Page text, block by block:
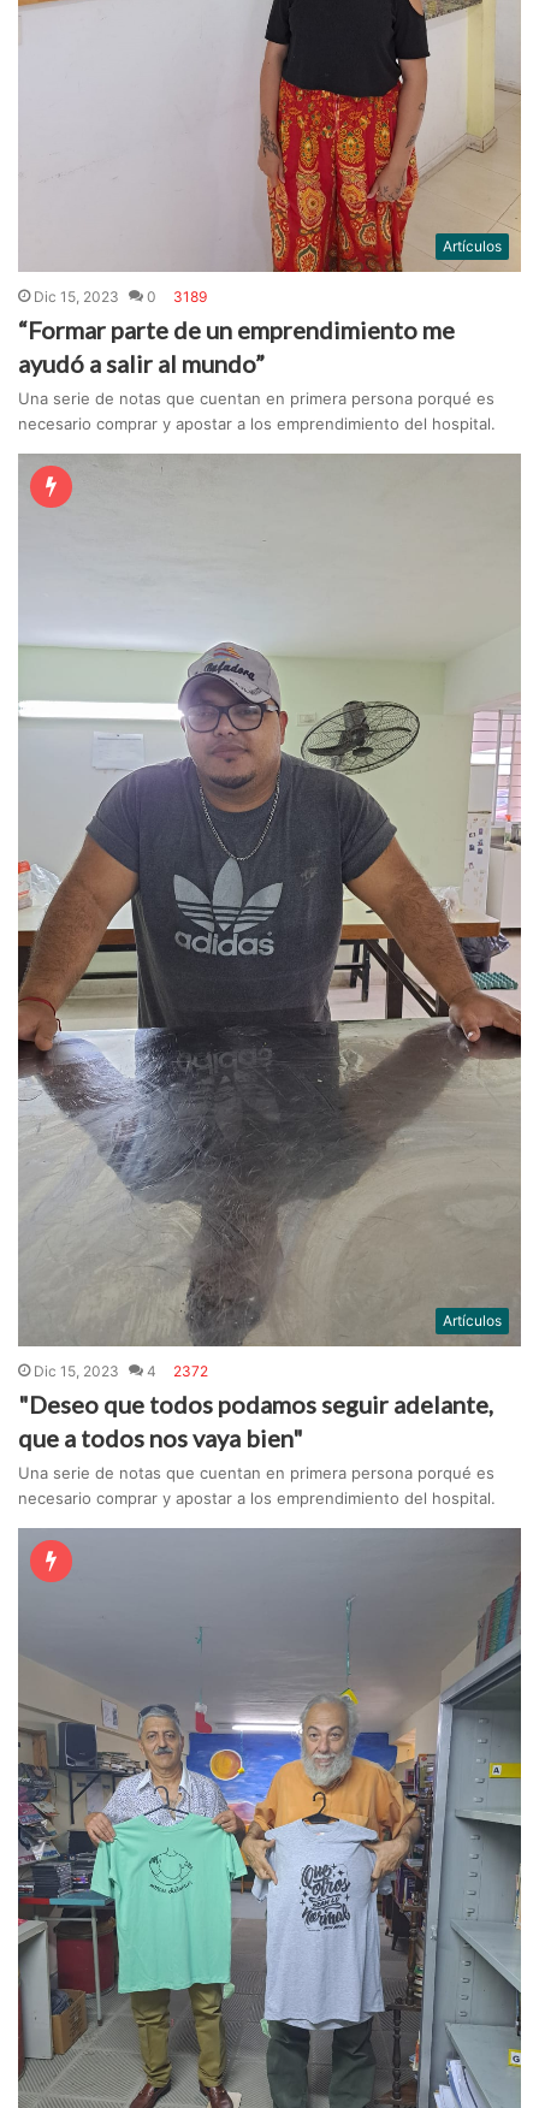
Artículos
Dic 15, 2023 0 3189
“Formar parte de un emprendimiento me
ayudó a salir al mundo”
Una serie de notas que cuentan en primera persona porqué es
necesario comprar y apostar a los emprendimiento del hospital.
Artículos
Dic 15, 2023 4 2372
"Deseo que todos podamos seguir adelante,
que a todos nos vaya bien"
Una serie de notas que cuentan en primera persona porqué es
necesario comprar y apostar a los emprendimiento del hospital.